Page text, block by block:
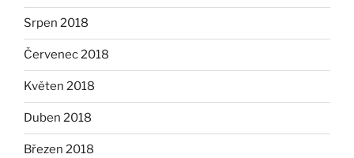
Srpen 2018
Červenec 2018
Květen 2018
Duben 2018
Březen 2018